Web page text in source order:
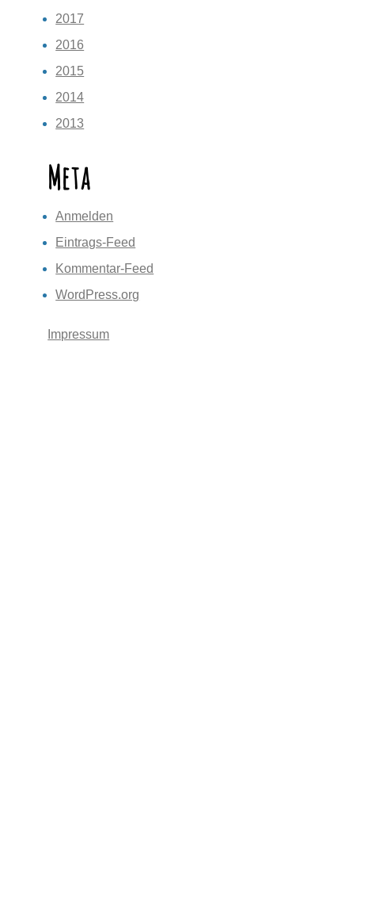
2017
2016
2015
2014
2013
Meta
Anmelden
Eintrags-Feed
Kommentar-Feed
WordPress.org
Impressum